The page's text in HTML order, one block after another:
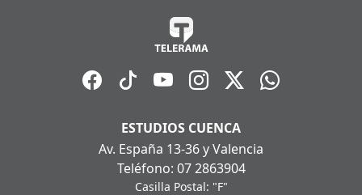
ESTUDIOS CUENCA
Av. España 13-36 y Valencia
Teléfono: 07 2863904
Casilla Postal: "F"